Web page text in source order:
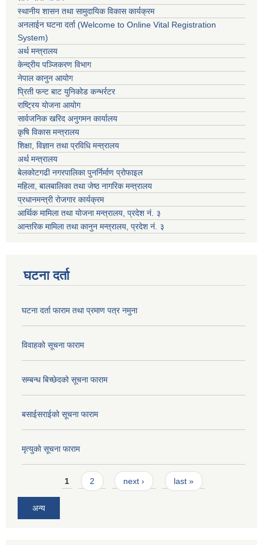
स्थानीय शासन तथा सामुदायिक विकास कार्यक्रम
अनलाईन घटना दर्ता (Welcome to Online Vital Registration
System)
अर्थ मन्त्रालय
केन्द्रीय पञ्जिकरण विभाग
नेपाल कानुन आयोग
प्रिती फन्ट बाट युनिकोड कन्भर्रटर
राष्ट्रिय योजना आयोग
सार्वजनिक खरिद अनुगमन कार्यालय
कृषि विकास मन्त्रालय
शिक्षा, विज्ञान तथा प्रविधि मन्त्रालय
अर्थ मन्त्रालय
बेलकोटगढी नगरपालिका पुनर्निर्माण प्रोफाइल
महिला, बालबालिका तथा जेष्ठ नागरिक मन्त्रालय
प्रधानमन्त्री रोजगार कार्यक्रम
आर्थिक मामिला तथा योजना मन्त्रालय, प्रदेश नं. ३
आन्तरिक मामिला तथा कानुन मन्त्रालय, प्रदेश नं. ३
घटना दर्ता
घटना दर्ता फाराम तथा प्रमाण पत्र नमुना
विवाहको सूचना फाराम
सम्बन्ध बिच्छेदको सूचना फाराम
बसाईसराईको सूचना फाराम
मृत्युको सूचना फाराम
Pages1 2 next › last »
अन्य